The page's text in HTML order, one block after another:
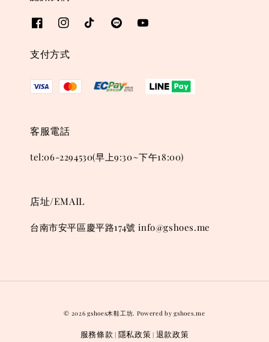
支付方式
客服電話
tel:06-2294530(早上9:30~下午18:00)
店址/EMAIL
台南市安平區慶平路174號 info@gshoes.me
© 2026 gshoes木鞋工坊. Powered by gshoes.me
服務條款 | 隱私政策 | 退款政策